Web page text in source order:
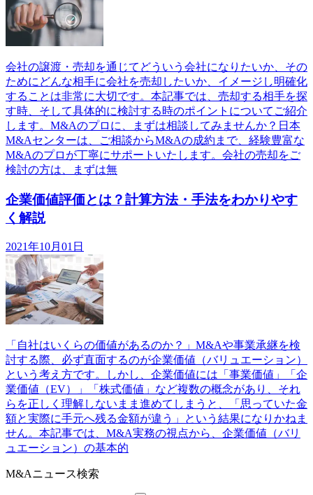
会社の譲渡・売却を通じてどういう会社になりたいか、その
ためにどんな相手に会社を売却したいか、イメージし明確化
することは非常に大切です。本記事では、売却する相手を探
す時、そして具体的に検討する時のポイントについてご紹介
します。M&Aのプロに、まずは相談してみませんか？日本
M&Aセンターは、ご相談からM&Aの成約まで、経験豊富な
M&Aのプロが丁寧にサポートいたします。会社の売却をご
検討の方は、まずは無
企業価値評価とは？計算方法・手法をわかりやす
く解説
2021年10月01日
「自社はいくらの価値があるのか？」M&Aや事業承継を検
討する際、必ず直面するのが企業価値（バリュエーション）
という考え方です。しかし、企業価値には「事業価値」「企
業価値（EV）」「株式価値」など複数の概念があり、それ
らを正しく理解しないまま進めてしまうと、「思っていた金
額と実際に手元へ残る金額が違う」という結果になりかねま
せん。本記事では、M&A実務の視点から、企業価値（バリ
ュエーション）の基本的
M&Aニュース検索